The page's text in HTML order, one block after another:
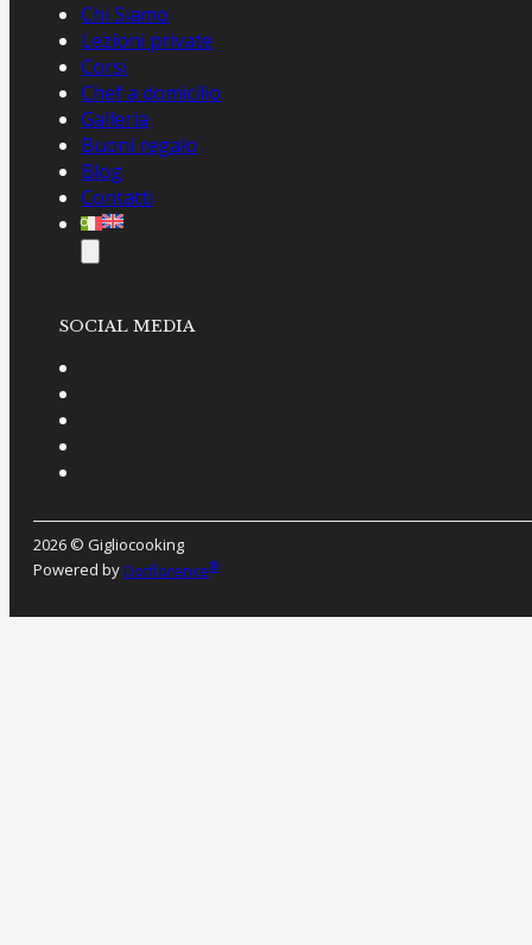
Chi Siamo
Lezioni private
Corsi
Chef a domicilio
Galleria
Buoni regalo
Blog
Contatti
SOCIAL MEDIA
2026 © Gigliocooking
Powered byDotflorence®